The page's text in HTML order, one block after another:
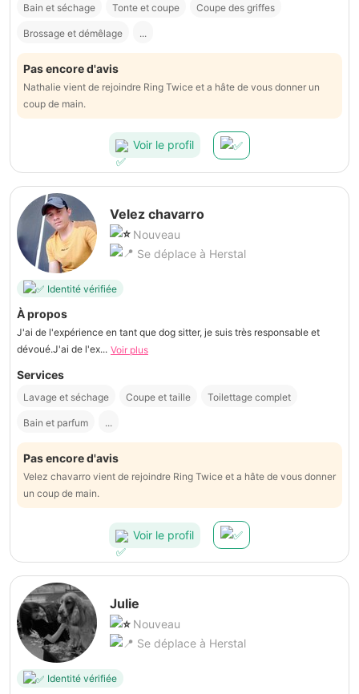
Bain et séchage Tonte et coupe Coupe des griffes
Brossage et démêlage ...
Pas encore d'avis
Nathalie vient de rejoindre Ring Twice et a hâte de vous donner un
coup de main.
Voir le profil
Velez chavarro
Nouveau
Se déplace à Herstal
Identité vérifiée
À propos
J'ai de l'expérience en tant que dog sitter, je suis très responsable et
dévoué.J'ai de l'ex... Voir plus
Services
Lavage et séchage Coupe et taille Toilettage complet
Bain et parfum ...
Pas encore d'avis
Velez chavarro vient de rejoindre Ring Twice et a hâte de vous donner
un coup de main.
Voir le profil
Julie
Nouveau
Se déplace à Herstal
Identité vérifiée